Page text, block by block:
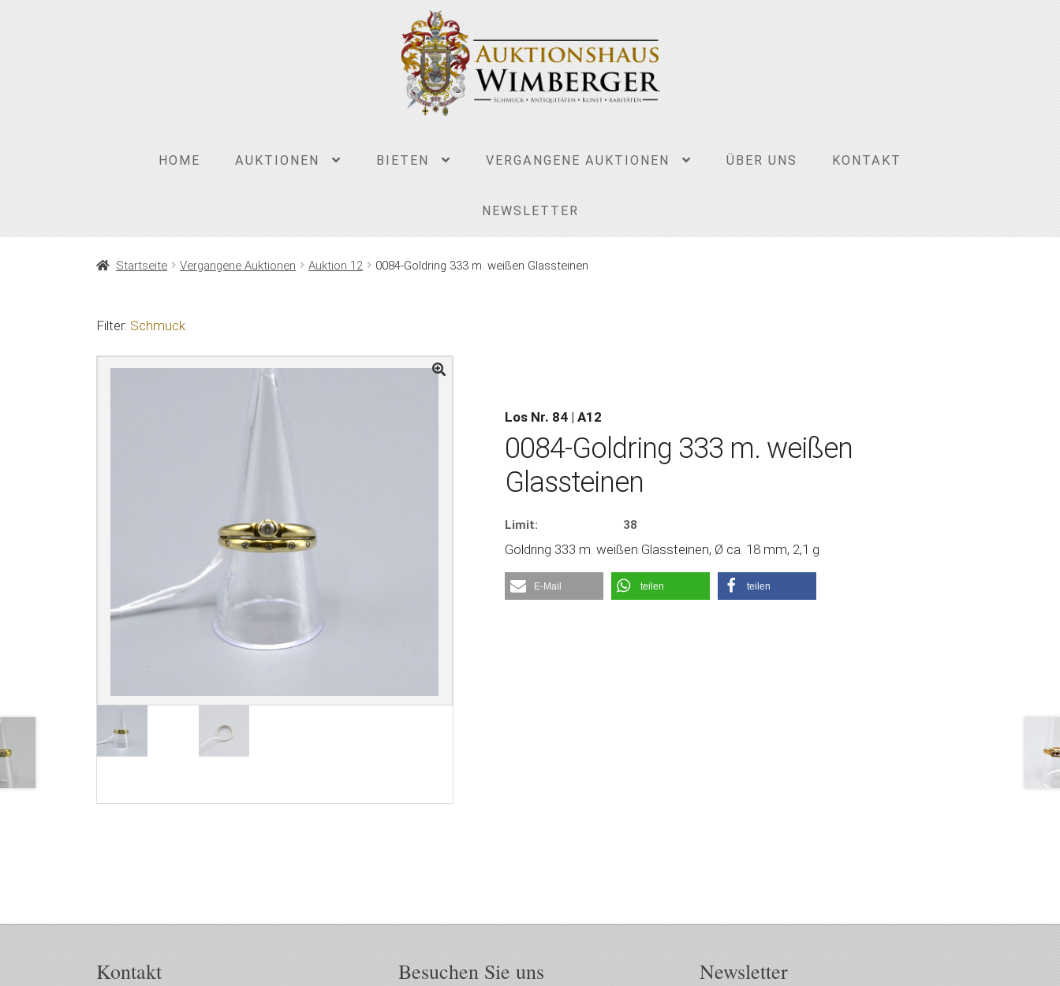
HOME AUKTIONEN BIETEN VERGANGENE AUKTIONEN ÜBER UNS KONTAKT
NEWSLETTER
Startseite Vergangene Auktionen Auktion 12 0084-Goldring 333 m. weißen Glassteinen
Filter: Schmuck
Los Nr. 84 | A12
0084-Goldring 333 m. weißen
Glassteinen
Limit: 38
Goldring 333 m. weißen Glassteinen, Ø ca. 18 mm, 2,1 g
E-Mail teilen teilen
Kontakt Besuchen Sie uns Newsletter